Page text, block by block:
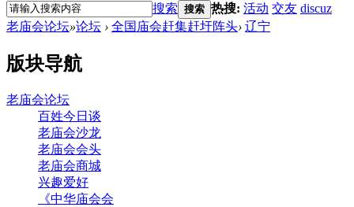
搜索 搜索 热搜: 活动 交友 discuz
老庙会论坛»论坛 › 全国庙会赶集赶圩阵头› 辽宁
版块导航
老庙会论坛
百姓今日谈
老庙会沙龙
老庙会会头
老庙会商城
兴趣爱好
《中华庙会会